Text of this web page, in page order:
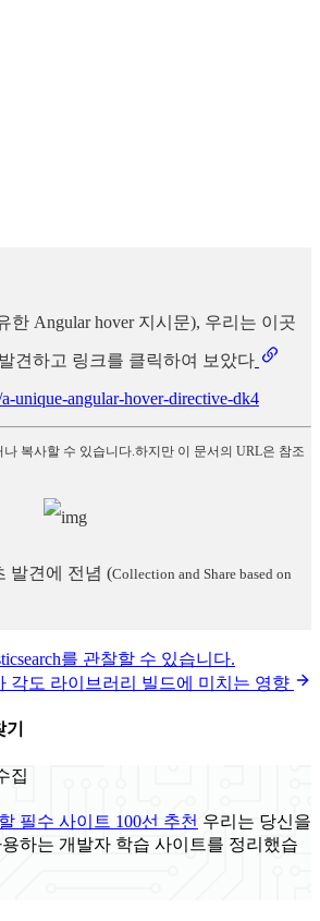
한 Angular hover 지시문), 우리는 이곳
견하고 링크를 클릭하여 보았다
unique-angular-hover-directive-dk4
복사할 수 있습니다.하지만 이 문서의 URL은 참조
발견에 전념 (Collection and Share based on
를 관찰할 수 있습니다.
각도 라이브러리 빌드에 미치는 영향
집
필수 사이트 100선 추천 우리는 당신을
하는 개발자 학습 사이트를 정리했습